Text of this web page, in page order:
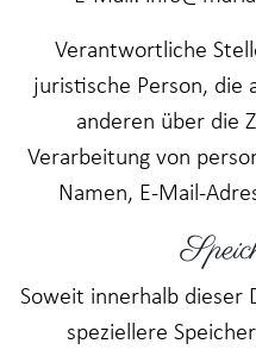
Verantwortliche
juristische Person, die
anderen über die
Verarbeitung von
Namen, E-Mail-
Soweit innerhalb dieser
speziellere